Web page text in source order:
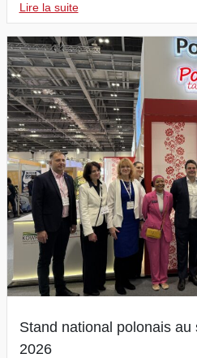
Lire la suite
Stand national polonais au
2026